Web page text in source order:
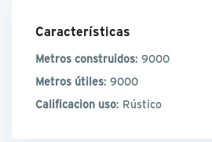
Características
Metros construidos: 9000
Metros útiles: 9000
Calificacion uso: Rústico